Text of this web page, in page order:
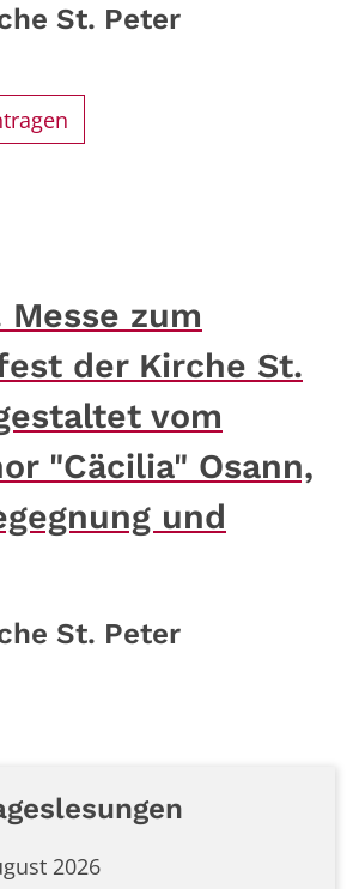
St. Peter
Messe zum
der Kirche St.
vom
"Cäcilia" Osann,
und
St. Peter
2026